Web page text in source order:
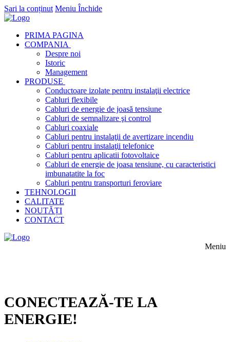
Sari la conținut Meniu Închide
PRIMA PAGINA
COMPANIA
Despre noi
Istoric
Management
PRODUSE
Conductoare izolate pentru instalaţii electrice
Cabluri flexibile
Cabluri de energie de joasă tensiune
Cabluri de semnalizare şi control
Cabluri coaxiale
Cabluri pentru instalaţii de avertizare incendiu
Cabluri pentru instalaţii telefonice
Cabluri pentru aplicatii fotovoltaice
Cabluri de energie de joasa tensiune, cu caracteristici
imbunatatite la foc
Cabluri pentru transporturi feroviare
TEHNOLOGII
CALITATE
NOUTĂȚI
CONTACT
Meniu
CONECTEAZĂ-TE LA
ENERGIE!